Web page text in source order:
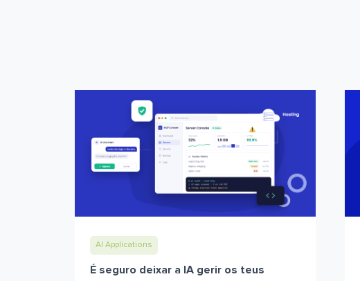
AI Applications
É seguro deixar a IA gerir os teus